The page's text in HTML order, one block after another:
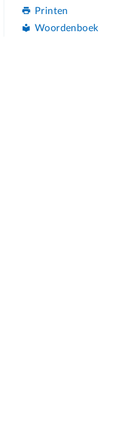
Printen
Woordenboek